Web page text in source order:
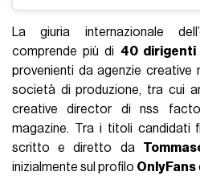
La giuria internazionale
comprende più di 40 dirigenti
provenienti da agenzie creative
società di produzione, tra cui
creative director di nss
magazine. Tra i titoli candidati
scritto e diretto da
inizialmente sul profilo OnlyFans